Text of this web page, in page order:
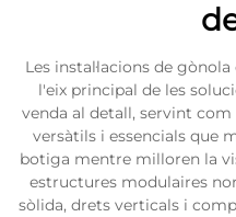
Les instal·lacions de
l'eix principal de les
venda al detall, servint
versàtils i essencials que
botiga mentre milloren la
estructures modulaires
sòlida, drets verticals i